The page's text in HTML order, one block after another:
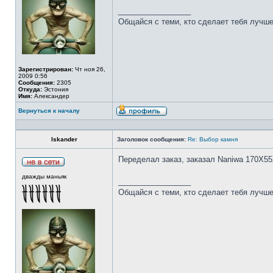
Зарегистрирован: Чт ноя 26,
2009 0:56
Сообщения: 2305
Откуда: Эстония
Имя: Александер
Общайся с теми, кто сделает тебя
Вернуться к началу
Iskander Заголовок сообщения: Re: Выбор камня
дважды маньяк
Переделал заказ, заказал Naniwa
Общайся с теми, кто сделает тебя